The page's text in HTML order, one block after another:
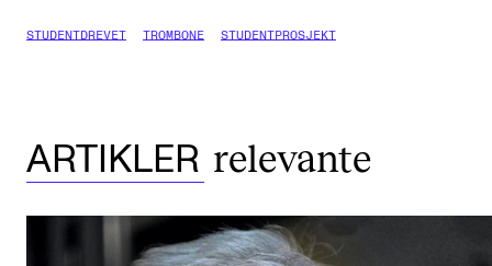
STUDENTDREVET TROMBONE STUDENTPROSJEKT
ARTIKLER relevante